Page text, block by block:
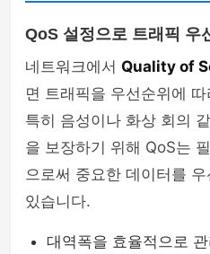
QoS 설정으로 트래픽 우
네트워크에서 Quality of
면 트래픽을 우선순위에
특히 음성이나 화상 회의
을 보장하기 위해 QoS는
으로써 중요한 데이터를
있습니다.
대역폭을 효율적으로